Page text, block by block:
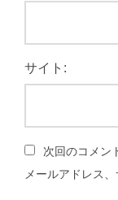
サイト:
次回のコメン
メールアドレス